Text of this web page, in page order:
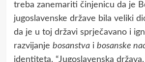
treba zanemariti činjenicu da je
jugoslavenske države bila veliki
da je u toj državi sprječavano i
razvijanje bosanstvai bosanske
identiteta. “Jugoslavenska